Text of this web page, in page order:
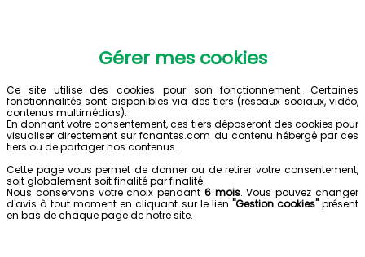
Gérer mes cookies
Ce site utilise des cookies pour son fonctionnement. Certaines
fonctionnalités sont disponibles via des tiers (réseaux sociaux, vidéo,
contenus multimédias).
En donnant votre consentement, ces tiers déposeront des cookies pour
visualiser directement sur fcnantes.com du contenu hébergé par ces
tiers ou de partager nos contenus.
Cette page vous permet de donner ou de retirer votre consentement,
soit globalement soit finalité par finalité.
Nous conservons votre choix pendant 6 mois. Vous pouvez changer
d'avis à tout moment en cliquant sur le lien "Gestion cookies"présent
en bas de chaque page de notre site.